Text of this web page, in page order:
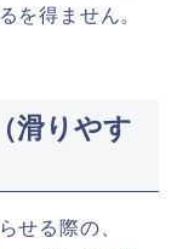
を得ません。
滑りやす
せる際の、